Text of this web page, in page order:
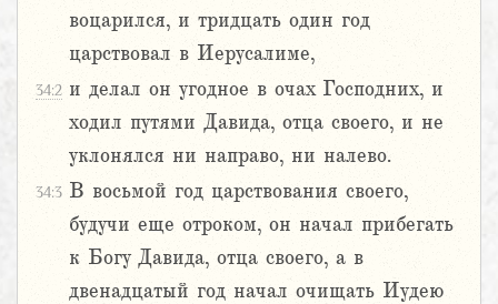
воцарился, и тридцать один год
царствовал в Иерусалиме,
34:2 и делал он угодное в очах Господних, и
ходил путями Давида, отца своего, и не
уклонялся ни направо, ни налево.
34:3 В восьмой год царствования своего,
будучи еще отроком, он начал прибегать
к Богу Давида, отца своего, а в
двенадцатый год начал очищать Иудею